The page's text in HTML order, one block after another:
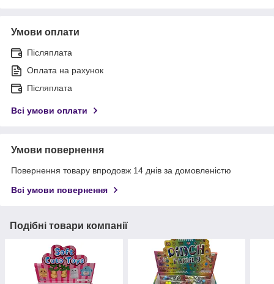
Умови оплати
Післяплата
Оплата на рахунок
Післяплата
Всі умови оплати
Умови повернення
Повернення товару впродовж 14 днів за домовленістю
Всі умови повернення
Подібні товари компанії